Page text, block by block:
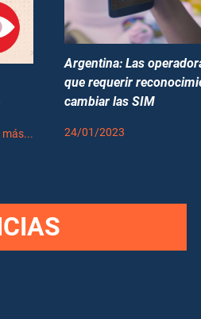
más...
Argentina: Las
que requerir
cambiar las SIM
24/01/2023